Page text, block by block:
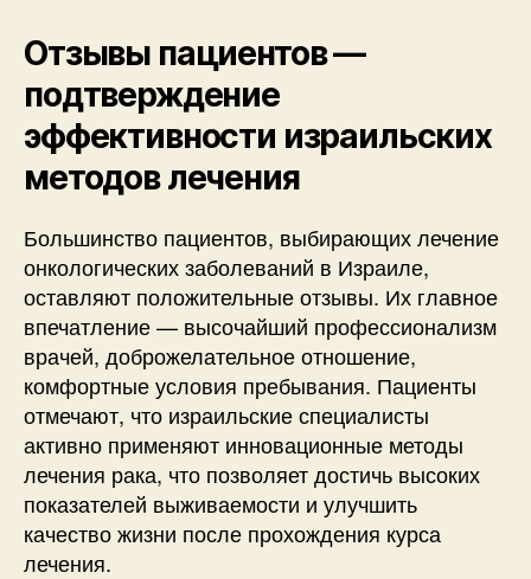
Отзывы пациентов —
подтверждение
эффективности израильских
методов лечения
Большинство пациентов, выбирающих лечение
онкологических заболеваний в Израиле,
оставляют положительные отзывы. Их главное
впечатление — высочайший профессионализм
врачей, доброжелательное отношение,
комфортные условия пребывания. Пациенты
отмечают, что израильские специалисты
активно применяют инновационные методы
лечения рака, что позволяет достичь высоких
показателей выживаемости и улучшить
качество жизни после прохождения курса
лечения.